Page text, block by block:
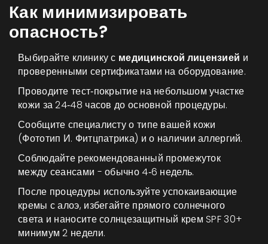
Как минимизировать
опасность?
Выбирайте клинику с медицинской лицензией и
проверенными сертификатами на оборудование.
Проводите тест‑покрытие на небольшом участке
кожи за 24‑48 часов до основной процедуры.
Сообщите специалисту о типе вашей кожи
(Фототип И. Фитцпатрика) и о наличии аллергий.
Соблюдайте рекомендованный промежуток
между сеансами - обычно 4‑6 недель.
После процедуры используйте успокаивающие
кремы с алоэ, избегайте прямого солнечного
света и наносите солнцезащитный крем SPF 30+
минимум 2 недели.